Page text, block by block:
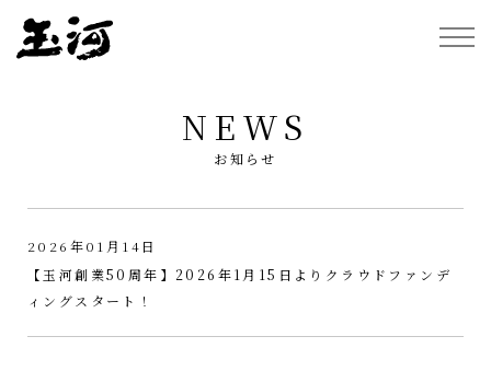
NEWS
お知らせ
2026年01月14日
【玉河創業50周年】2026年1月15日よりクラウドファンデ
ィングスタート！